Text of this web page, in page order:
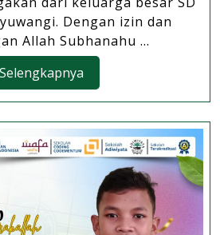
Al
Irsyad
Banyuwangi
Melaju
ke
Tingkat
Provinsi
Dengan izin dan
Allah Subhanahu ...
Selengkapnya